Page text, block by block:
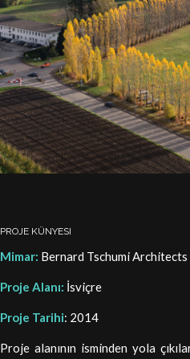
PROJE KÜNYESI
Mimar: Bernard Tschumi Architects
Proje Alanı: İsviçre
Proje Tarihi: 2014
Proje alanının isminden yola